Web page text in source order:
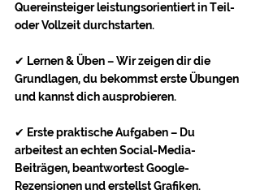
Quereinsteiger leistungsorientiert in Teil-
oder Vollzeit durchstarten.
✔ Lernen & Üben – Wir zeigen dir die
Grundlagen, du bekommst erste Übungen
und kannst dich ausprobieren.
✔ Erste praktische Aufgaben – Du
arbeitest an echten Social-Media-
Beiträgen, beantwortest Google-
Rezensionen und erstellst Grafiken.